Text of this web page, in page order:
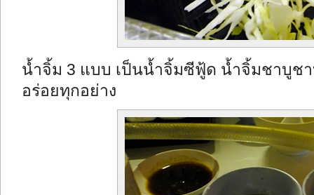
น้ำจิ้ม 3 แบบ เป็นน้ำจิ้มซีฟู้ด น้ำจิ้มชาบู
อร่อยทุกอย่าง